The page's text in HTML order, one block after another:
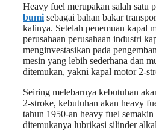
Heavy fuel merupakan salah satu
bumi sebagai bahan bakar
kalinya. Setelah penemuan kapal
perusahaan perusahaan industri
menginvestasikan pada
mesin yang lebih sederhana dan
ditemukan, yakni kapal motor 2-
Seiring melebarnya kebutuhan
2-stroke, kebutuhan akan heavy
tahun 1950-an heavy fuel semakin
ditemukanya lubrikasi silinder